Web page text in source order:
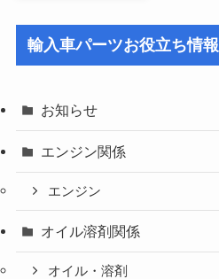
輸入車パーツお役立ち情報
お知らせ
エンジン関係
エンジン
オイル溶剤関係
オイル・溶剤